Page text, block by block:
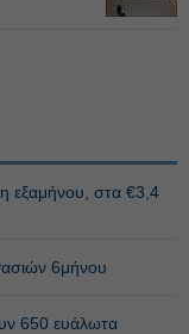
εξαμήνου, στα €3,4
6μήνου
650 ευάλωτα